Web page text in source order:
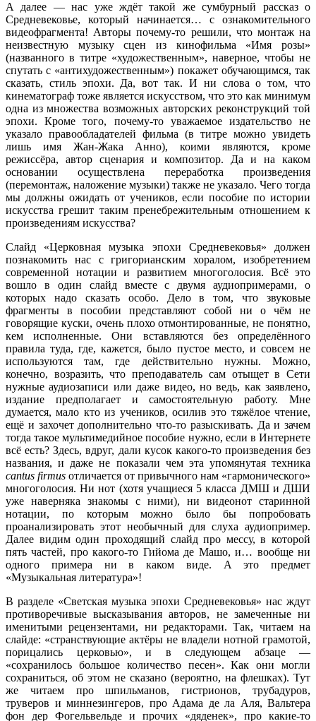
А далее — нас уже ждёт такой же сумбурный рассказ о
Средневековье, который начинается… с ознакомительного
видеофрагмента! Авторы почему-то решили, что монтаж на
неизвестную музыку сцен из кинофильма «Имя розы»
(названного в титре «художественным», наверное, чтобы не
спутать с «антихудожественным») покажет обучающимся, так
сказать, стиль эпохи. Да, вот так. И ни слова о том, что
кинематограф тоже является искусством, что это как минимум
одна из множества возможных авторских реконструкций той
эпохи. Кроме того, почему-то уважаемое издательство не
указало правообладателей фильма (в титре можно увидеть
лишь имя Жан-Жака Анно), коими являются, кроме
режиссёра, автор сценария и композитор. Да и на каком
основании осуществлена переработка произведения
(перемонтаж, наложение музыки) также не указало. Чего тогда
мы должны ожидать от учеников, если пособие по истории
искусства грешит таким пренебрежительным отношением к
произведениям искусства?
Слайд «Церковная музыка эпохи Средневековья» должен
познакомить нас с григорианским хоралом, изобретением
современной нотации и развитием многоголосия. Всё это
вошло в один слайд вместе с двумя аудиопримерами, о
которых надо сказать особо. Дело в том, что звуковые
фрагменты в пособии представляют собой ни о чём не
говорящие куски, очень плохо отмонтированные, не понятно,
кем исполненные. Они вставляются без определённого
правила туда, где, кажется, было пустое место, и совсем не
используются там, где действительно нужны. Можно,
конечно, возразить, что преподаватель сам отыщет в Сети
нужные аудиозаписи или даже видео, но ведь, как заявлено,
издание предполагает и самостоятельную работу. Мне
думается, мало кто из учеников, осилив это тяжёлое чтение,
ещё и захочет дополнительно что-то разыскивать. Да и зачем
тогда такое мультимедийное пособие нужно, если в Интернете
всё есть? Здесь, вдруг, дали кусок какого-то произведения без
названия, и даже не показали чем эта упомянутая техника
cantus firmus отличается от привычного нам «гармонического»
многоголосия. Ни нот (хотя учащиеся 5 класса ДМШ и ДШИ
уже наверняка знакомы с ними), ни видеонот старинной
нотации, по которым можно было бы попробовать
проанализировать этот необычный для слуха аудиопример.
Далее видим один проходящий слайд про мессу, в которой
пять частей, про какого-то Гийома де Машо, и… вообще ни
одного примера ни в каком виде. А это предмет
«Музыкальная литература»!
В разделе «Светская музыка эпохи Средневековья» нас ждут
противоречивые высказывания авторов, не замеченные ни
именитыми рецензентами, ни редакторами. Так, читаем на
слайде: «странствующие актёры не владели нотной грамотой,
порицались церковью», и в следующем абзаце —
«сохранилось большое количество песен». Как они могли
сохраниться, об этом не сказано (вероятно, на флешках). Тут
же читаем про шпильманов, гистрионов, трубадуров,
труверов и миннезингеров, про Адама де ла Аля, Вальтера
фон дер Фогельвельде и прочих «дяденек», про какие-то